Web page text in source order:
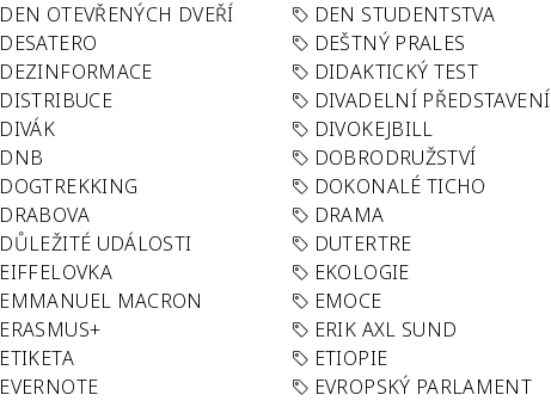
DEN OTEVŘENÝCH DVEŘÍ DEN STUDENTSTVA
DESATERO DEŠTNÝ PRALES
DEZINFORMACE DIDAKTICKÝ TEST
DISTRIBUCE DIVADELNÍ PŘEDSTAVENÍ
DIVÁK DIVOKEJBILL
DNB DOBRODRUŽSTVÍ
DOGTREKKING DOKONALÉ TICHO
DRABOVA DRAMA
DŮLEŽITÉ UDÁLOSTI DUTERTRE
EIFFELOVKA EKOLOGIE
EMMANUEL MACRON EMOCE
ERASMUS+ ERIK AXL SUND
ETIKETA ETIOPIE
EVERNOTE EVROPSKÝ PARLAMENT